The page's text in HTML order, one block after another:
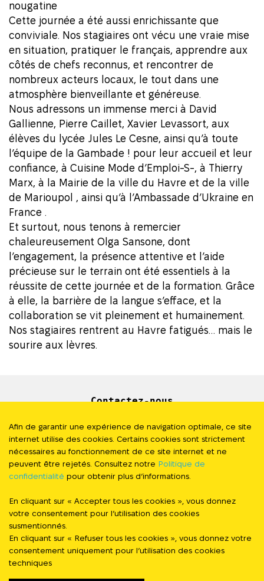
nougatine
Cette journée a été aussi enrichissante que
conviviale. Nos stagiaires ont vécu une vraie mise
en situation, pratiquer le français, apprendre aux
côtés de chefs reconnus, et rencontrer de
nombreux acteurs locaux, le tout dans une
atmosphère bienveillante et généreuse.
Nous adressons un immense merci à David
Gallienne, Pierre Caillet, Xavier Levassort, aux
élèves du lycée Jules Le Cesne, ainsi qu’à toute
l’équipe de la Gambade ! pour leur accueil et leur
confiance, à Cuisine Mode d’Emploi-S-, à Thierry
Marx, à la Mairie de la ville du Havre et de la ville
de Marioupol , ainsi qu’à l’Ambassade d’Ukraine en
France .
Et surtout, nous tenons à remercier
chaleureusement Olga Sansone, dont
l’engagement, la présence attentive et l’aide
précieuse sur le terrain ont été essentiels à la
réussite de cette journée et de la formation. Grâce
à elle, la barrière de la langue s’efface, et la
collaboration se vit pleinement et humainement.
Nos stagiaires rentrent au Havre fatigués… mais le
sourire aux lèvres.
Contactez-nous
Newsletter
Presse
#StandWithUkraine
FOLLOW US
Afin de garantir une expérience de navigation optimale, ce site
internet utilise des cookies. Certains cookies sont strictement
nécessaires au fonctionnement de ce site internet et ne
peuvent être rejetés. Consultez notre Politique de
confidentialité pour obtenir plus d’informations.
En cliquant sur « Accepter tous les cookies », vous donnez
votre consentement pour l’utilisation des cookies
susmentionnés.
En cliquant sur « Refuser tous les cookies », vous donnez votre
consentement uniquement pour l’utilisation des cookies
techniques